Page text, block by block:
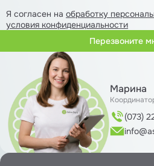
Я согласен наобработку
условия конфиденциальности
Марина
(073)